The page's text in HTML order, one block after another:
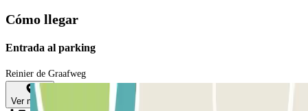
Cómo llegar
Entrada al parking
Reinier de Graafweg
Ver mapa